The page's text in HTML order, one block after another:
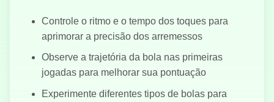
Controle o ritmo e o tempo dos toques para
aprimorar a precisão dos arremessos
Observe a trajetória da bola nas primeiras
jogadas para melhorar sua pontuação
Experimente diferentes tipos de bolas para